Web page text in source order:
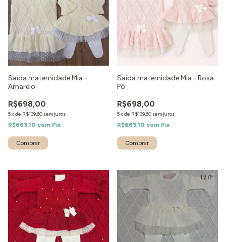
Saída maternidade Mia -
Amarelo
R$698,00
5xde R$139,60 sem juros
R$663,10 com Pix
Comprar
Saída maternidade Mia - Rosa
Pó
R$698,00
5xde R$139,60 sem juros
R$663,10 com Pix
Comprar
1/6 1 / 8